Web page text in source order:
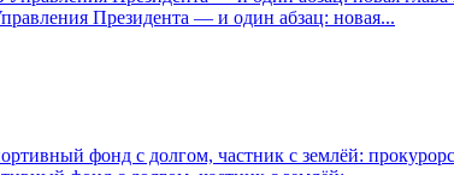
Президента — и один абзац: новая...